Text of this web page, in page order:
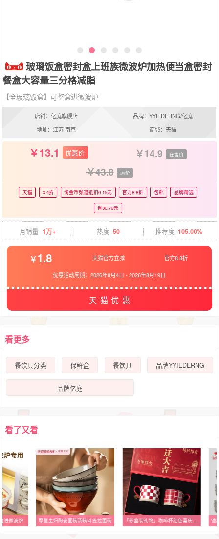
玻璃饭盒密封盒上班族微波炉加热便当盒密封
餐盒大容量三分格减脂
【全玻璃饭盒】可整盒进微波炉
店铺：亿庭旗舰店
品牌：YYIEDERNG/亿庭
地址：江苏 南京
商城：天猫
13.1 优惠价 14.9 在售价
43.8 原价
天猫 3.4折 淘金币频道抵扣0.15元 官方8.8折 包邮 品牌精选
省30.70元
月销量 1万+ 热度 50 推荐度 105.00%
1.8 天猫官方立减 官方8.8折
优惠活动周期：2026年8月4日 -2026年8月19日
天猫优惠
看更多
餐饮具分类 保鲜盒 餐饮具 品牌YYIEDERNG
品牌亿庭
看了又看
进微波炉 摩登主妇陶瓷面碗汤碗斗笠拉面碗 「彩盒装礼物」咖啡杯红色喜庆结婚伴手礼早餐杯马克陶瓷杯子水杯 铠